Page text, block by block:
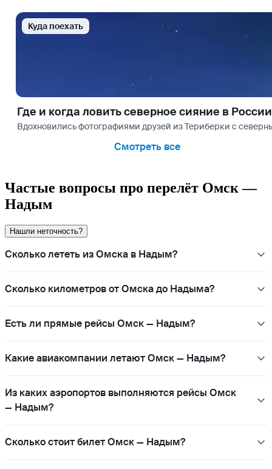
Куда поехать
Где и когда ловить северное сияние в
Вдохновились фотографиями друзей из Териберки с
Смотреть все
Частые вопросы про перелёт Омск —
Надым
Нашли неточность?
Сколько лететь из Омска в Надым?
Сколько километров от Омска до Надыма?
Есть ли прямые рейсы Омск — Надым?
Какие авиакомпании летают Омск — Надым?
Из каких аэропортов выполняются рейсы Омск
— Надым?
Сколько стоит билет Омск — Надым?